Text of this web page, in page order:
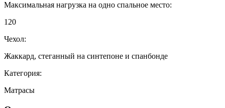
Максимальная нагрузка на одно спальное место:
120
Чехол:
Жаккард, стеганный на синтепоне и спанбонде
Категория:
Матрасы